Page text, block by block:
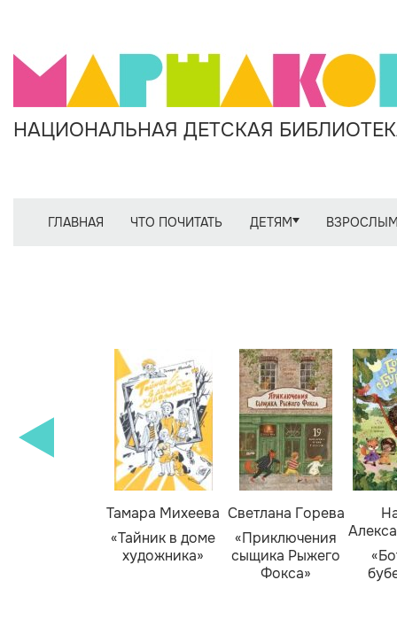
НАЦИОНАЛЬНАЯ ДЕТСКАЯ
ГЛАВНАЯ ЧТО ПОЧИТАТЬ ДЕТЯМ
Тамара Михеева
«Тайник в доме
художника»
Светлана Горева
«Приключения
сыщика Рыжего
Фокса»